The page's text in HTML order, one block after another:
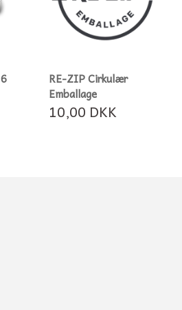
RE-ZIP Cirkulær
Emballage
10,00 DKK